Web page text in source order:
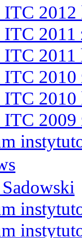
ITC 2012
ITC 2011
ITC 2011
ITC 2010
ITC 2010
ITC 2009